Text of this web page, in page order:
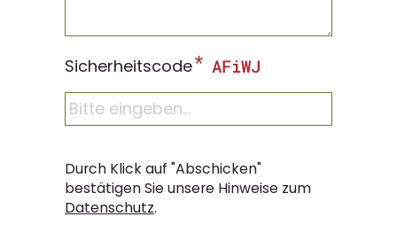
Sicherheitscode*
Durch Klick auf "Abschicken"
bestätigen Sie unsere Hinweise zum
Datenschutz.